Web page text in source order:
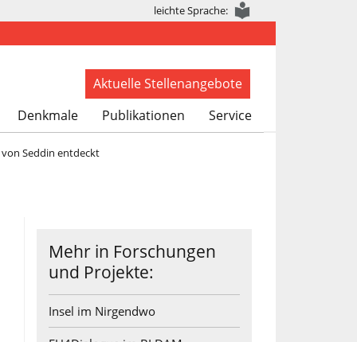
leichte Sprache:
Aktuelle Stellenangebote
Denkmale Publikationen Service
Seddin entdeckt
Mehr in Forschungen
und Projekte:
Insel im Nirgendwo